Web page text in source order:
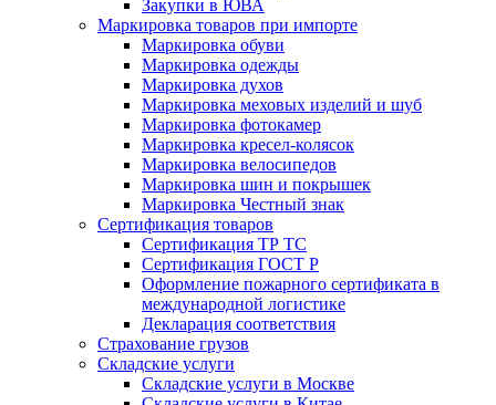
Закупки в ЮВА
Маркировка товаров при импорте
Маркировка обуви
Маркировка одежды
Маркировка духов
Маркировка меховых изделий и шуб
Маркировка фотокамер
Маркировка кресел-колясок
Маркировка велосипедов
Маркировка шин и покрышек
Маркировка Честный знак
Сертификация товаров
Сертификация ТР ТС
Сертификация ГОСТ Р
Оформление пожарного сертификата в
международной логистике
Декларация соответствия
Страхование грузов
Складские услуги
Складские услуги в Москве